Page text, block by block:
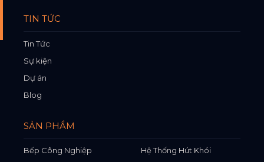
TIN TỨC
Tin Tức
Sự kiện
Dự án
Blog
SẢN PHẨM
Bếp Công Nghiệp
Hệ Thống Hút Khói